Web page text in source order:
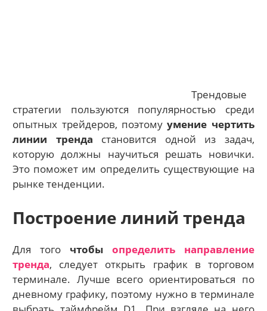
Трендовые
стратегии пользуются популярностью среди
опытных трейдеров, поэтомуумение чертить
линии тренда становится одной из задач,
которую должны научиться решать новички.
Это поможет им определить существующие на
рынке тенденции.
Построение линий тренда
Для того чтобы определить направление
тренда, следует открыть график в торговом
терминале. Лучше всего ориентироваться по
дневному графику, поэтому нужно в терминале